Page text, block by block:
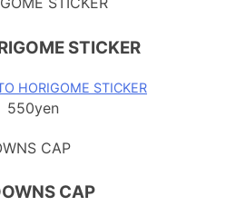
STICKER
HORIGOME STICKER
550yen
CAP